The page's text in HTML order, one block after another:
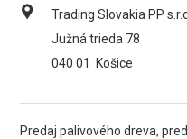
Trading Slovakia PP
Južná trieda 78
040 01
Košice
Predaj palivového dreva,